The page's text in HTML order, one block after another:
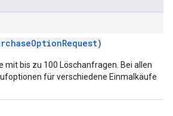
)
mit bis zu 100 Löschanfragen. Bei allen
für verschiedene Einmalkäufe